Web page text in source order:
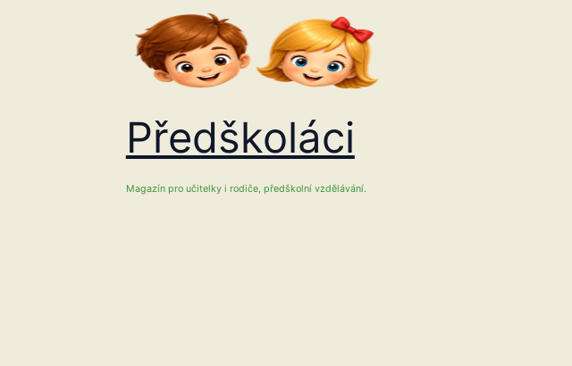
Předškoláci
Magazín pro učitelky i rodiče, předškolní vzdělávání.